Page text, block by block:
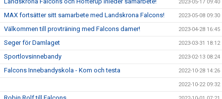
2023-05-17 09:40
MAX fortsätter sitt samarbete med Landskrona Falcons! 2023-05-08 09:30
Välkommen till provträning med Falcons damer! 2023-04-28 16:45
Seger för Damlaget 2023-03-31 18:12
Sportlovsinnebandy 2023-02-13 08:24
Falcons Innebandyskola - Kom och testa 2022-10-28 14:26
2022-10-22 09:32